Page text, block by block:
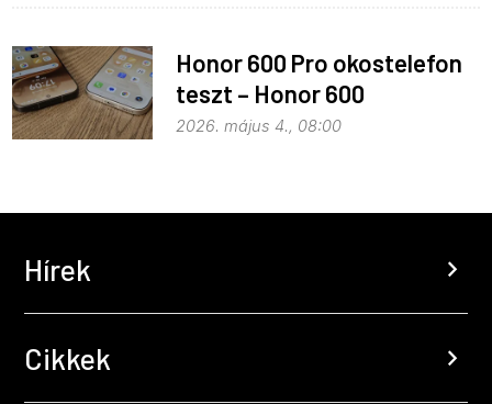
Honor 600 Pro okostelefon
teszt – Honor 600
kitekintéssel
2026. május 4., 08:00
Hírek chevron_right
Cikkek chevron_right